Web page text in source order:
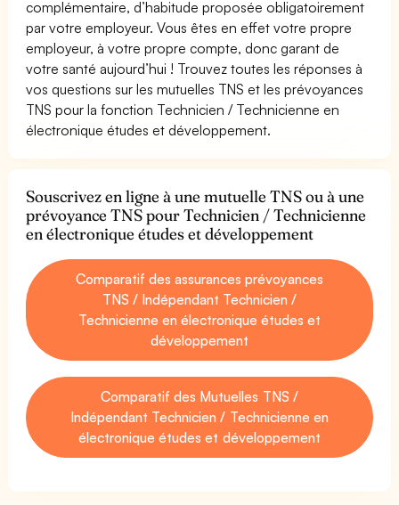
complémentaire, d’habitude proposée obligatoirement
par votre employeur. Vous êtes en effet votre propre
employeur, à votre propre compte, donc garant de
votre santé aujourd’hui ! Trouvez toutes les réponses à
vos questions sur les mutuelles TNS et les prévoyances
TNS pour la fonction Technicien / Technicienne en
électronique études et développement.
Souscrivez en ligne à une mutuelle TNS ou à une
prévoyance TNS pour Technicien / Technicienne
en électronique études et développement
Comparatif des assurances prévoyances
TNS / Indépendant Technicien /
Technicienne en électronique études et
développement
Comparatif des Mutuelles TNS /
Indépendant Technicien / Technicienne en
électronique études et développement